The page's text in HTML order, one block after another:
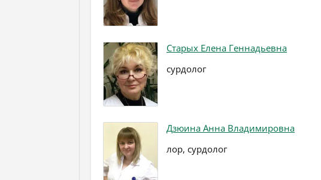
Старых Елена Геннадьевна
сурдолог
Дзюина Анна Владимировна
лор, сурдолог